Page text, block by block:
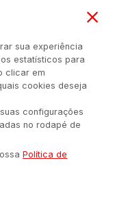
Quem Somos
em qualquer
sem autorização
17.375.200/0001-
sua experiência
estatísticos para
clicar em
cookies deseja
configurações
no rodapé de
Política de